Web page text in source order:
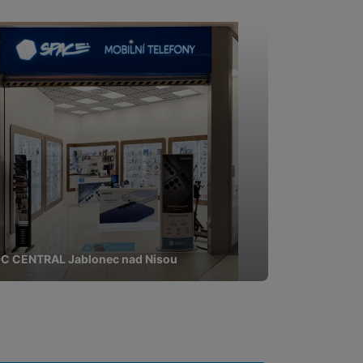
určujeme počet
souhrnně a
nebo reklamy jak
CENTRAL Jablonec nad Nisou